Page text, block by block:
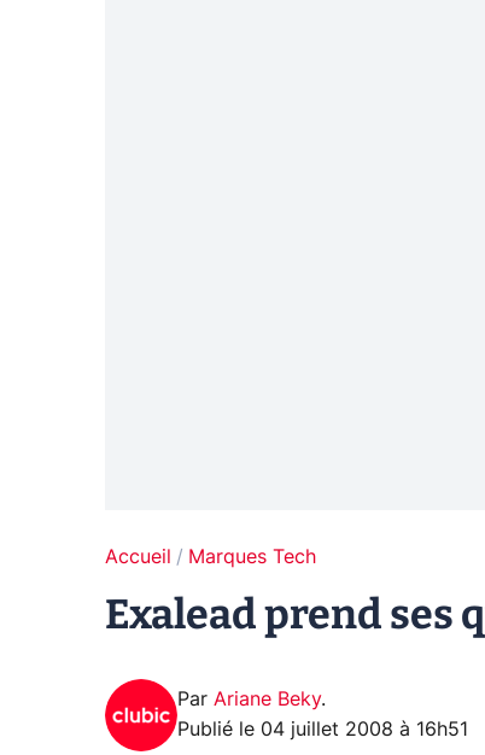
Accueil Marques Tech
Exalead prend ses
Par Ariane Beky.
Publié le 04 juillet 2008 à 16h51